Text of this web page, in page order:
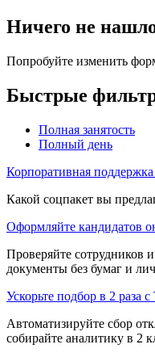
Ничего не
Попробуйте изменить
Быстрые
Полная занятость
Полный день
Корпоративная поддержка
Какой соцпакет вы
Оформляйте кандидатов
Проверяйте сотрудников
документы без бумаг и
Ускорьте подбор в 2 раза
Автоматизируйте сбор
собирайте аналитику в 2